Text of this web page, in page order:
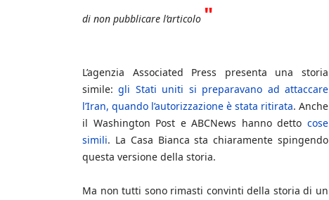
di non pubblicare l’articolo "
L’agenzia Associated Press presenta una storia
simile:gli Stati uniti si preparavano ad attaccare
l’Iran, quando l’autorizzazione è stata ritirata. Anche
il Washington Post e ABCNews hanno detto cose
simili. La Casa Bianca sta chiaramente spingendo
questa versione della storia.
Ma non tutti sono rimasti convinti della storia di un